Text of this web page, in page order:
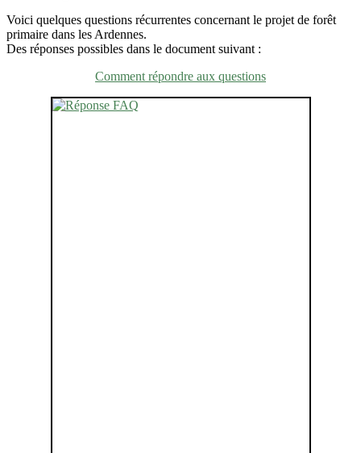
Voici quelques questions récurrentes concernant le projet de forêt
primaire dans les Ardennes.
Des réponses possibles dans le document suivant :
Comment répondre aux questions